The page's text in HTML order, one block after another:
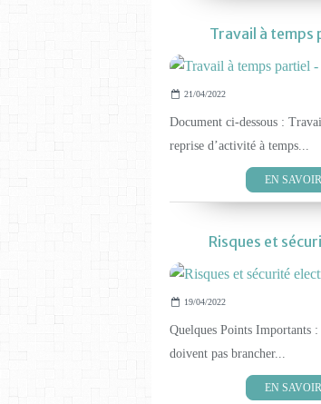
Travail à temps
21/04/2022
Document ci-dessous :
reprise d’activité à temps...
EN
Risques et
19/04/2022
Quelques Points Importants
doivent pas brancher...
EN